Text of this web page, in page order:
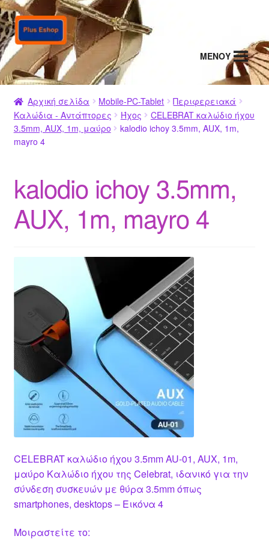
Απευθείας
μετάβαση
στην
πλοήγηση
Μετάβαση
σε
περιεχόμενο
MENΟΥ
Αρχική σελίδα Mobile-PC-Tablet
Περιφερειακά
Καλώδια - Αντάπτορες
Ήχος
CELEBRAT καλώδιο ήχου
3.5mm, AUX, 1m, μαύρο
kalodio ichoy 3.5mm, AUX, 1m,
mayro 4
kalodio ichoy 3.5mm,
AUX, 1m, mayro 4
CELEBRAT καλώδιο ήχου 3.5mm AU-01, AUX, 1m,
μαύρο Καλώδιο ήχου της Celebrat, ιδανικό για την
σύνδεση συσκευών με θύρα 3.5mm όπως
smartphones, desktops – Εικόνα 4
Μοιραστείτε το: